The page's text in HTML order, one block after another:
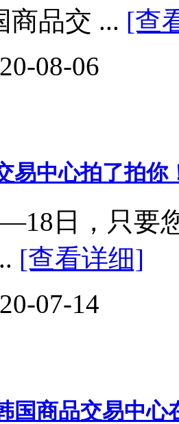
商品交 ... [查
08-06
易中心拍了拍你
日，只要
[查看详细]
07-14
国商品交易中